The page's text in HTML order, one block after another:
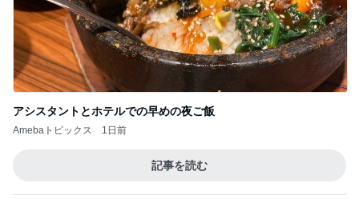
アシスタントとホテルでの早めの夜ご飯
Amebaトピックス 1日前
記事を読む